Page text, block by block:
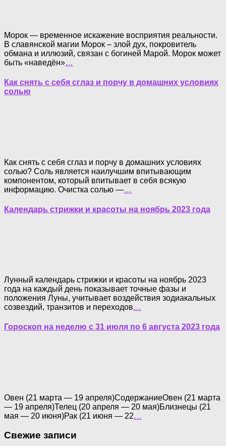
Морок — временное искажение восприятия реальности.
В славянской магии Морок – злой дух, покровитель
обмана и иллюзий, связан с богиней Марой. Морок может
быть «наведён»…
Как снять с себя сглаз и порчу в домашних условиях
солью
Как снять с себя сглаз и порчу в домашних условиях
солью? Соль является наилучшим впитывающим
компонентом, который впитывает в себя всякую
информацию. Очистка солью —…
Календарь стрижки и красоты на ноябрь 2023 года
Лунный календарь стрижки и красоты на ноябрь 2023
года на каждый день показывает точные фазы и
положения Луны, учитывает воздействия зодиакальных
созвездий, транзитов и переходов…
Гороскоп на неделю с 31 июля по 6 августа 2023 года
Овен (21 марта — 19 апреля)СодержаниеОвен (21 марта
— 19 апреля)Телец (20 апреля — 20 мая)Близнецы (21
мая — 20 июня)Рак (21 июня — 22…
Свежие записи